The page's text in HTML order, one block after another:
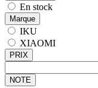
En stock
Marque
IKU
XIAOMI
PRIX
NOTE